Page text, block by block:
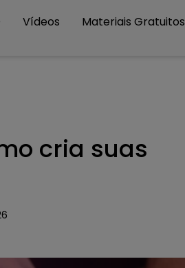
Vídeos Materiais Gratuitos
cria suas